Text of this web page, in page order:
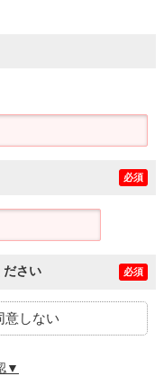
必須
ださい 必須
意しない
▼